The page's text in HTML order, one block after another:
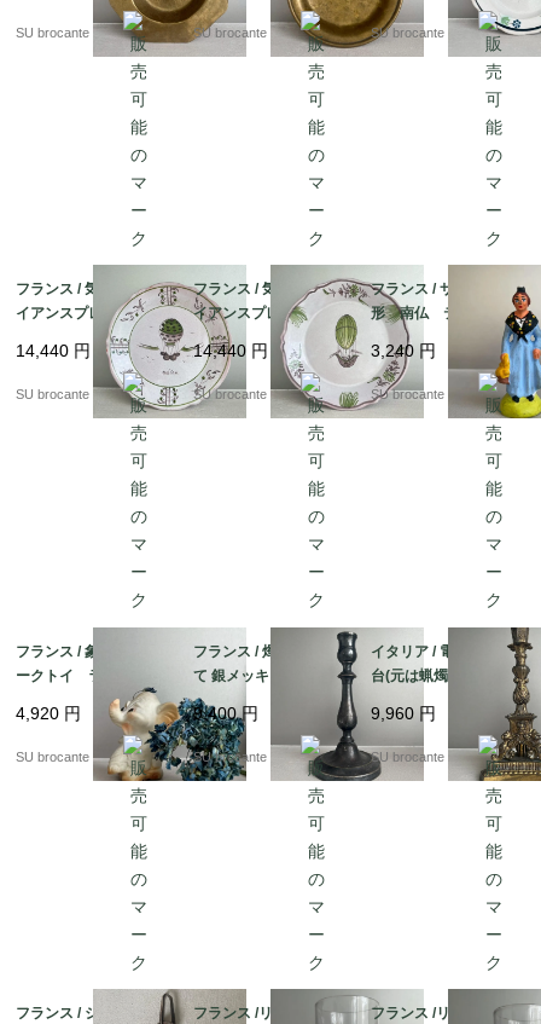
SU brocante SU brocante SU brocante
フランス / 気球のファ
イアンスプレートB
14,440 円
SU brocante
フランス / 気球のファ
イアンスプレートA
陶器
14,440 円
SU brocante
フランス / サントン人
形 南仏 テラコッタ
素焼き
3,240 円
SU brocante
フランス / 象のスクイ
ークトイ ラバー(ゴ
4,920 円
SU brocante
フランス / 燭台 蝋燭立
て 銀メッキ？
9,400円
SU brocante
イタリア / 電気ランプ
台(元は蝋燭立て) 真
9,960 円
SU brocante
フランス / シュガーキ
フランス /リキュールグ
フランス /リキュールグ